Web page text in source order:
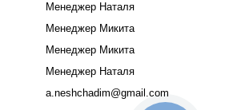
Менеджер Наталя
Менеджер Микита
Менеджер Микита
Менеджер Наталя
a.neshchadim@gmail.com